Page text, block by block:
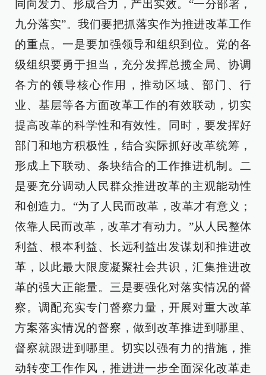
同向发力、形成合力，产出实效。“一分部署，
九分落实”。我们要把抓落实作为推进改革工作
的重点。一是要加强领导和组织到位。党的各
级组织要勇于担当，充分发挥总揽全局、协调
各方的领导核心作用，推动区域、部门、行
业、基层等各方面改革工作的有效联动，切实
提高改革的科学性和有效性。同时，要发挥好
部门和地方积极性，结合实际抓好改革统筹，
形成上下联动、条块结合的工作推进机制。二
是要充分调动人民群众推进改革的主观能动性
和创造力。“为了人民而改革，改革才有意义；
依靠人民而改革，改革才有动力。”从人民整体
利益、根本利益、长远利益出发谋划和推进改
革，以此最大限度凝聚社会共识，汇集推进改
革的强大正能量。三是要强化对落实情况的督
察。调配充实专门督察力量，开展对重大改革
方案落实情况的督察，做到改革推进到哪里、
督察就跟进到哪里。切实以强有力的措施，推
动转变工作作风，推进进一步全面深化改革走